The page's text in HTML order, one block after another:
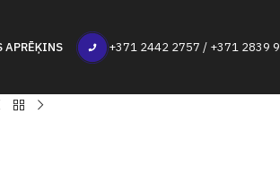
+371 2442 2757 / +371 2839